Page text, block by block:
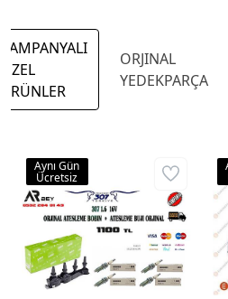
KAMPANYALI
ÖZEL
ÜRÜNLER
ORJINAL
YEDEKPARÇA
Aynı Gün
Ücretsiz